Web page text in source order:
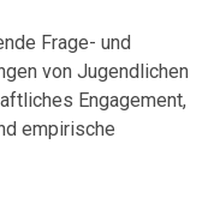
Frage- und
von Jugendlichen
Engagement,
empirische